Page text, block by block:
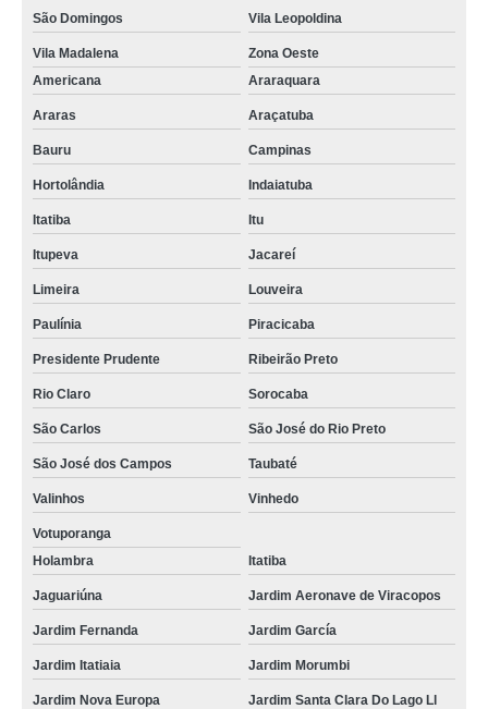
São Domingos Vila Leopoldina
Vila Madalena
Zona Oeste
Americana
Araraquara
Araras Araçatuba
Bauru Campinas
Hortolândia Indaiatuba
Itatiba Itu
Itupeva Jacareí
Limeira Louveira
Paulínia Piracicaba
Presidente Prudente Ribeirão Preto
Rio Claro Sorocaba
São Carlos São José do Rio Preto
São José dos Campos Taubaté
Valinhos Vinhedo
Votuporanga
Holambra
Itatiba
Jaguariúna Jardim Aeronave de Viracopos
Jardim Fernanda Jardim García
Jardim Itatiaia Jardim Morumbi
Jardim Nova Europa Jardim Santa Clara Do Lago Ll